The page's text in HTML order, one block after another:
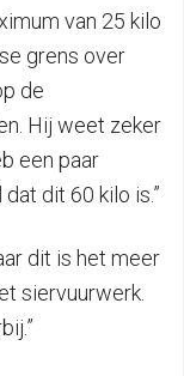
van 25 kilo
grens over
de
Hij weet zeker
een paar
dit 60 kilo is.”
dit is het meer
siervuurwerk.